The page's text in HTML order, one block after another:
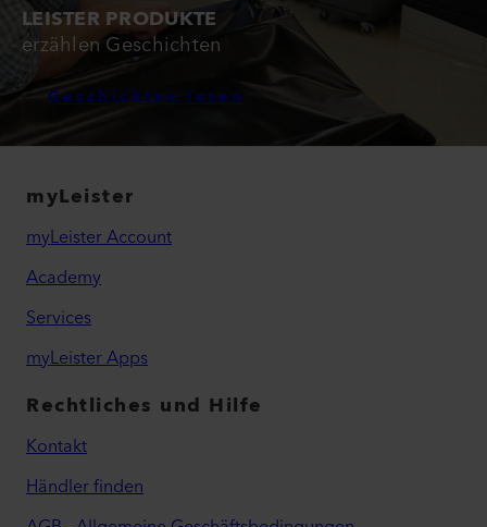
LEISTER PRODUKTE
erzählen Geschichten
Geschichten lesen
myLeister
myLeister Account
Academy
Services
myLeister Apps
Rechtliches und Hilfe
Kontakt
Händler finden